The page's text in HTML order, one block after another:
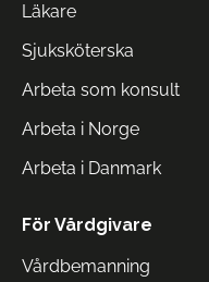
Läkare
Sjuksköterska
Arbeta som konsult
Arbeta i Norge
Arbeta i Danmark
För Vårdgivare
Vårdbemanning